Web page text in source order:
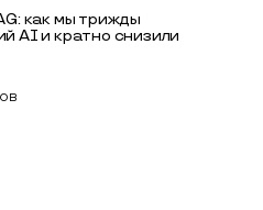
как мы трижды
AI и кратно снизили